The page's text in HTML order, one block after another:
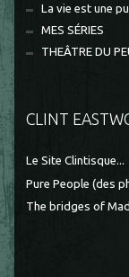
La vie est une
MES SÉRIES
THEÂTRE DU
CLINT
Le Site Clintisque...
Pure People (des
The bridges of